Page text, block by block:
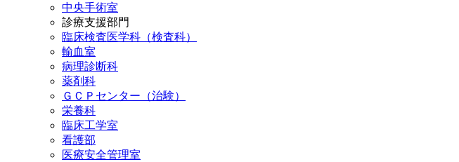
中央手術室
診療支援部門
臨床検査医学科（検査科）
輸血室
病理診断科
薬剤科
ＧＣＰセンター（治験）
栄養科
臨床工学室
看護部
医療安全管理室